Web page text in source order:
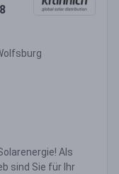
Als
sind Sie für Ihr